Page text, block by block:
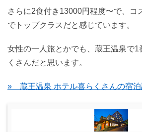
さらに2食付き13000円程度〜で、コ
でトップクラスだと感じています。
女性の一人旅とかでも、蔵王温泉で1
くさんだと思います。
» 蔵王温泉 ホテル喜らくさんの宿